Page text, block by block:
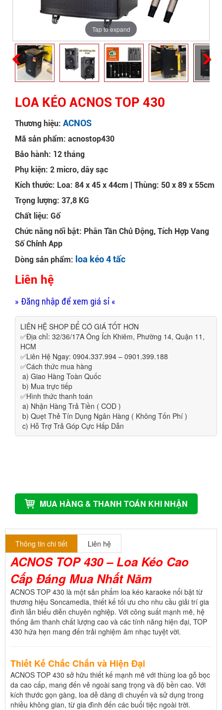
Tap to expand
LOA KÉO ACNOS TOP 430
Thương hiệu: ACNOS
Mã sản phẩm: acnostop430
Bảo hành: 12 tháng
Phụ kiện: 2 micro, dây sạc
Kích thước: Loa: 84 x 45 x 44cm | Thùng: 50 x 89 x 55cm
Trọng lượng: 37,8 KG
Chất liệu: Gổ
Chức năng nổi bật: Phân Tần Chủ Động, Tích Hợp Vang
Số Chỉnh App
Dòng sản phẩm: loa kéo 4 tấc
Liên hệ
» Đăng nhập để xem giá sỉ «
LIÊN HỆ SHOP ĐỂ CÓ GIÁ TỐT HƠN
✅Địa chỉ: 32/36/17A Ông Ích Khiêm, Phường 14, Quận 11,
HCM
✅Liên Hệ Ngay: 0904.337.994 – 0901.399.188
✅Cách thức mua hàng
a) Giao Hàng Toàn Quốc
b) Mua trực tiếp
✅Hình thức thanh toán
a) Nhận Hàng Trả Tiền ( COD )
b) Quẹt Thẻ Tín Dụng Ngân Hàng ( Không Tốn Phí )
c) Hỗ Trợ Trả Góp Cực Hấp Dẫn
MUA HÀNG & THANH TOÁN KHI NHẬN
Thông tin chi tiết Liên hệ
ACNOS TOP 430 – Loa Kéo Cao
Cấp Đáng Mua Nhất Năm
ACNOS TOP 430 là một sản phẩm loa kéo karaoke nổi bật từ
thương hiệu Soncamedia, thiết kế tối ưu cho nhu cầu giải trí gia
đình lẫn biểu diễn chuyên nghiệp. Với công suất mạnh mẽ, hệ
thống âm thanh chất lượng cao và các tính năng hiện đại, TOP
430 hứa hẹn mang đến trải nghiệm âm nhạc tuyệt vời.
Thiết Kế Chắc Chắn và Hiện Đại
ACNOS TOP 430 sở hữu thiết kế mạnh mẽ với thùng loa gỗ bọc
da cao cấp, mang đến vẻ ngoài sang trọng và độ bền cao. Với
kích thước gọn gàng, loa dễ dàng di chuyển và sử dụng trong
nhiều không gian, từ gia đình đến các buổi tiệc ngoài trời.